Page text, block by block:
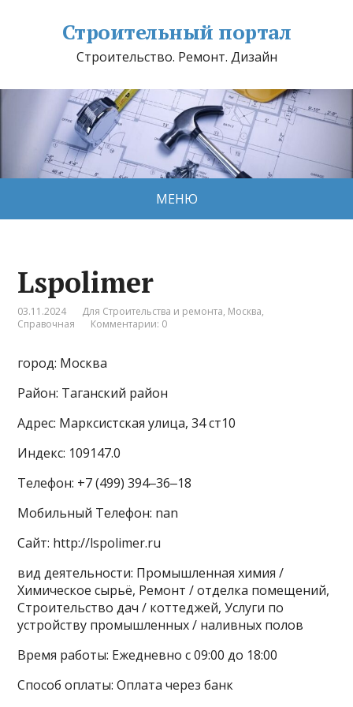
Строительный портал
Строительство. Ремонт. Дизайн
МЕНЮ
Lspolimer
03.11.2024 Для Строительства и ремонта, Москва,
Справочная
Комментарии: 0
город: Москва
Район: Таганский район
Адрес: Марксистская улица, 34 ст10
Индекс: 109147.0
Телефон: +7 (499) 394‒36‒18
Мобильный Телефон: nan
Сайт: http://lspolimer.ru
вид деятельности: Промышленная химия /
Химическое сырьё, Ремонт / отделка помещений,
Строительство дач / коттеджей, Услуги по
устройству промышленных / наливных полов
Время работы: Ежедневно с 09:00 до 18:00
Способ оплаты: Оплата через банк